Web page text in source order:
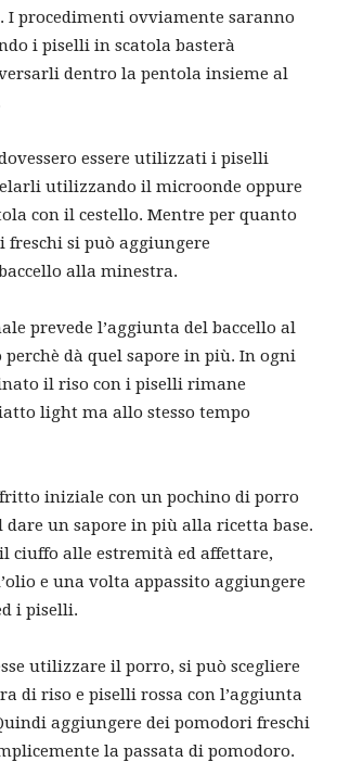
I procedimenti ovviamente saranno
i piselli in scatola basterà
dentro la pentola insieme al
essere utilizzati i piselli
utilizzando il microonde oppure
con il cestello. Mentre per quanto
si può aggiungere
alla minestra.
prevede l’aggiunta del baccello al
dà quel sapore in più. In ogni
il riso con i piselli rimane
light ma allo stesso tempo
iniziale con un pochino di porro
un sapore in più alla ricetta base.
ciuffo alle estremità ed affettare,
e una volta appassito aggiungere
i piselli.
utilizzare il porro, si può scegliere
di riso e piselli rossa con l’aggiunta
aggiungere dei pomodori freschi
la passata di pomodoro.